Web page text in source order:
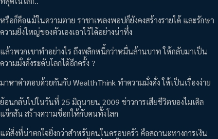
หรือก็คือแม้ในความตาย ราชาเพลงพอปก็ยังคงสร้างรายได้ และรักษา
ความยิ่งใหญ่ของตัวเองเอาไว้ได้อย่างน่าทึ่ง
แล้วพวกเขาทำอย่างไร ถึงพลิกหนี้กว่าหมื่นล้านบาท ให้กลับมาเป็น
ความมั่งคั่งระดับโลกได้อีกครั้ง ?
มาหาคำตอบด้วยกันกับ WealthThink ทำความมั่งคั่ง ให้เป็นเรื่องง่าย
ย้อนกลับไปในวันที่ 25 มิถุนายน 2009 ข่าวการเสียชีวิตของไมเคิล
แจ็กสัน สร้างความช็อกให้กับคนทั้งโลก
แต่สิ่งที่น่าตกใจยิ่งกว่าสำหรับคนในครอบครัว คือสถานะทางการเงิน